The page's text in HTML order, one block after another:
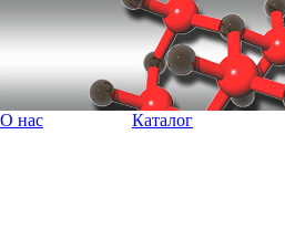
О нас Каталог